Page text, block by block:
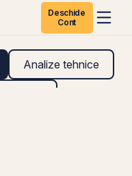
Deschide
Cont
Analize tehnice